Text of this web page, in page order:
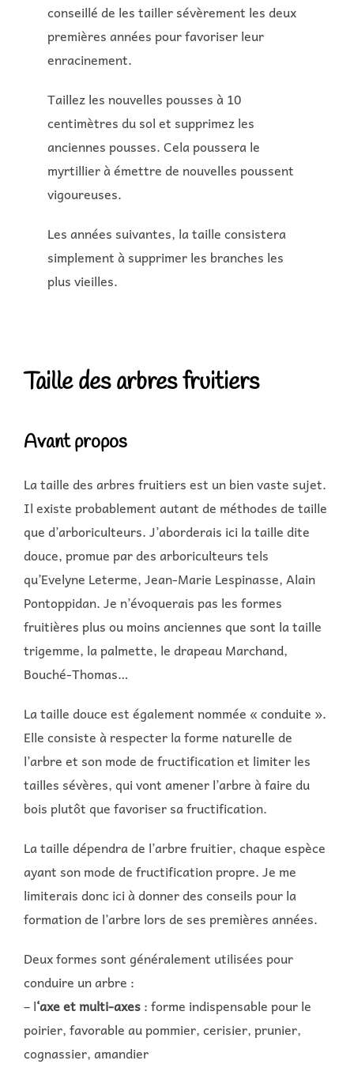
conseillé de les tailler sévèrement les deux
premières années pour favoriser leur
enracinement.
Taillez les nouvelles pousses à 10
centimètres du sol et supprimez les
anciennes pousses. Cela poussera le
myrtillier à émettre de nouvelles poussent
vigoureuses.
Les années suivantes, la taille consistera
simplement à supprimer les branches les
plus vieilles.
Taille des arbres fruitiers
Avant propos
La taille des arbres fruitiers est un bien vaste sujet.
Il existe probablement autant de méthodes de taille
que d’arboriculteurs. J’aborderais ici la taille dite
douce, promue par des arboriculteurs tels
qu’Evelyne Leterme, Jean-Marie Lespinasse, Alain
Pontoppidan. Je n’évoquerais pas les formes
fruitières plus ou moins anciennes que sont la taille
trigemme, la palmette, le drapeau Marchand,
Bouché-Thomas…
La taille douce est également nommée « conduite ».
Elle consiste à respecter la forme naturelle de
l’arbre et son mode de fructification et limiter les
tailles sévères, qui vont amener l’arbre à faire du
bois plutôt que favoriser sa fructification.
La taille dépendra de l’arbre fruitier, chaque espèce
ayant son mode de fructification propre. Je me
limiterais donc ici à donner des conseils pour la
formation de l’arbre lors de ses premières années.
Deux formes sont généralement utilisées pour
conduire un arbre :
– l‘axe et multi-axes: forme indispensable pour le
poirier, favorable au pommier, cerisier, prunier,
cognassier, amandier